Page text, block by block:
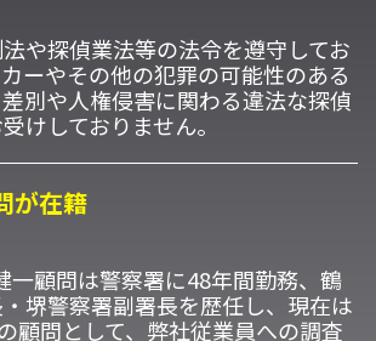
や探偵業法等の法令を遵守してお
ーやその他の犯罪の可能性のある
別や人権侵害に関わる違法な探偵
けしておりません。
が在籍
一顧問は警察署に48年間勤務、鶴
堺警察署副署長を歴任し、現在は
顧問として、弊社従業員への調査